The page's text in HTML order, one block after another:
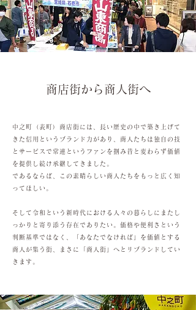
商店街から商人街へ
中之町（表町）商店街には、長い歴史の中で築き上げて
きた信用というブランド力があり、商人たちは独自の技
とサービスで常連というファンを掴み昔と変わらず価値
を提供し続け承継してきました。
であるならば、この素晴らしい商人たちをもっと広く知
ってほしい。
そして令和という新時代における人々の暮らしにまたし
っかりと寄り添う存在でありたい。価格や便利さという
判断基準ではなく、「あなたでなければ」を価値とする
商人が集う街、まさに「商人街」へとリブランドしてい
きます。